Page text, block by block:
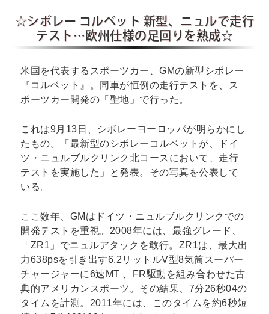
☆シボレー コルベット 新型、ニュルで走行
テスト…欧州仕様の足回りを熟成☆
米国を代表するスポーツカー、GMの新型シボレー
『コルベット』。同車が恒例の走行テストを、ス
ポーツカー開発の「聖地」で行った。
これは9月13日、シボレーヨーロッパが明らかにし
たもの。「最新型のシボレーコルベットが、ドイ
ツ・ニュルブルクリンク北コースにおいて、走行
テストを実施した」と発表。その写真を公表して
いる。
ここ数年、GMはドイツ・ニュルブルクリンクでの
開発テストを重視。2008年には、最強グレード、
「ZR1」でニュルアタックを敢行。ZR1は、最大出
力638psを引き出す6.2リットルV型8気筒スーパー
チャージャーに6速MT 、FR駆動を組み合わせた古
典的アメリカンスポーツ。その結果、7分26秒04の
タイムを計測。2011年には、このタイムを約6秒短